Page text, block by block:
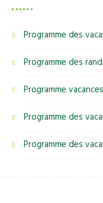
Programme des
Programme des
Programme
Programme des
Programme des